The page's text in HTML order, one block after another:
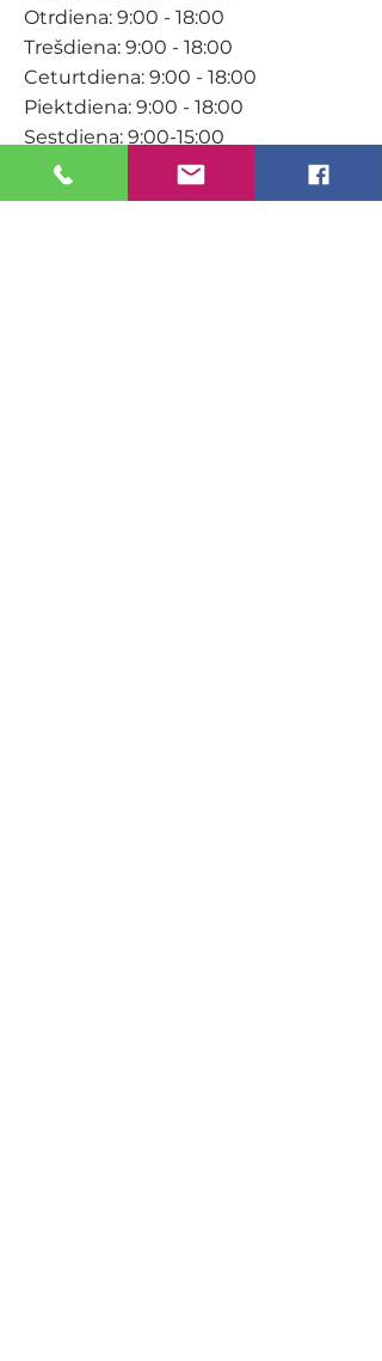
Otrdiena: 9:00 - 18:00
Trešdiena: 9:00 - 18:00
Ceturtdiena: 9:00 - 18:00
Piektdiena: 9:00 - 18:00
Sestdiena: 9:00-15:00